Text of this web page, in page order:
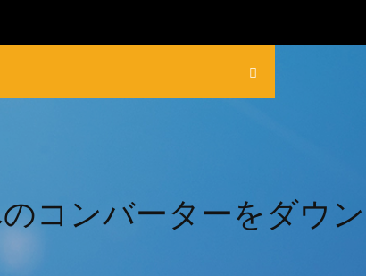
コンバーターをダウン